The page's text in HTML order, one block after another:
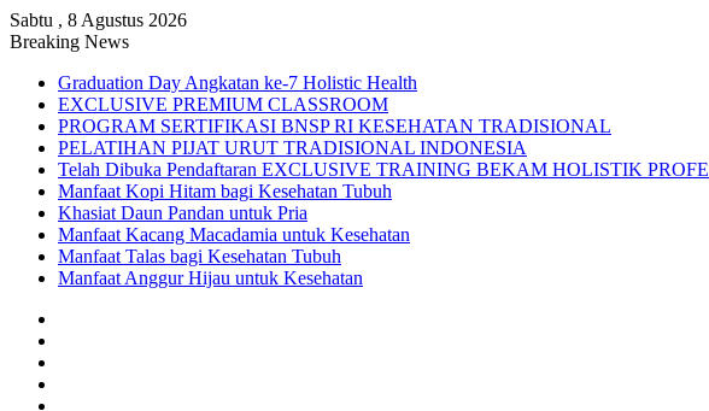
Sabtu , 8 Agustus 2026
Breaking News
Graduation Day Angkatan ke-7 Holistic Health
EXCLUSIVE PREMIUM CLASSROOM
PROGRAM SERTIFIKASI BNSP RI KESEHATAN TRADISIONAL
PELATIHAN PIJAT URUT TRADISIONAL INDONESIA
Telah Dibuka Pendaftaran EXCLUSIVE TRAINING BEKAM HOLISTIK
Manfaat Kopi Hitam bagi Kesehatan Tubuh
Khasiat Daun Pandan untuk Pria
Manfaat Kacang Macadamia untuk Kesehatan
Manfaat Talas bagi Kesehatan Tubuh
Manfaat Anggur Hijau untuk Kesehatan